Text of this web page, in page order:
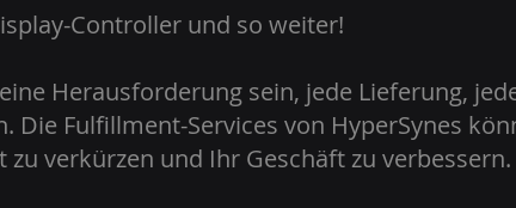
Controller und so weiter!
Herausforderung sein, jede Lieferung,
Die Fulfillment-Services von HyperSynes
verkürzen und Ihr Geschäft zu verbessern.